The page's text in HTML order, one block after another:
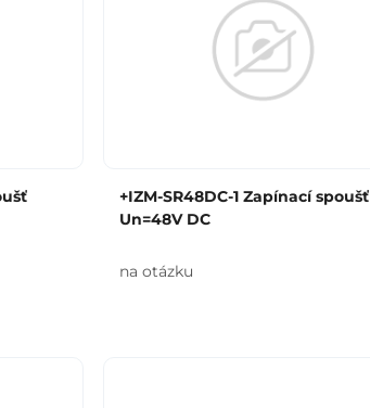
+IZM-SR48DC-1 Zapínací spoušť
Un=48V DC
na otázku